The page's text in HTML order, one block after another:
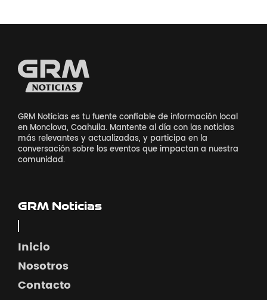
GRM Noticias es tu fuente confiable de información local
en Monclova, Coahuila. Mantente al día con las noticias
más relevantes y actualizadas, y participa en la
conversación sobre los eventos que impactan a nuestra
comunidad.
GRM Noticias
Inicio
Nosotros
Contacto